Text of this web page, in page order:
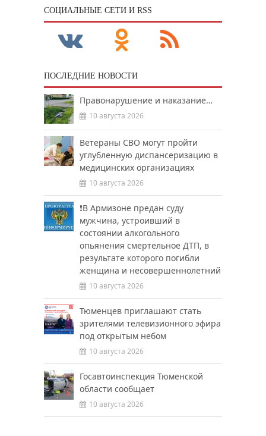
CОЦИАЛЬНЫЕ СЕТИ И RSS
ПОСЛЕДНИЕ НОВОСТИ
Правонарушение и наказание…
10 августа 2026
Ветераны СВО могут пройти
углубленную диспансеризацию в
медицинских организациях
10 августа 2026
❗️В Армизоне предан суду
мужчина, устроивший в
состоянии алкогольного
опьянения смертельное ДТП, в
результате которого погибли
женщина и несовершеннолетний
10 августа 2026
Тюменцев приглашают стать
зрителями телевизионного эфира
под открытым небом
10 августа 2026
Госавтоинспекция Тюменской
области сообщает
10 августа 2026